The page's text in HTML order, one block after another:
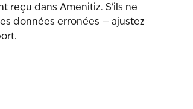
reçu dans Amenitiz. S'ils ne
données erronées — ajustez